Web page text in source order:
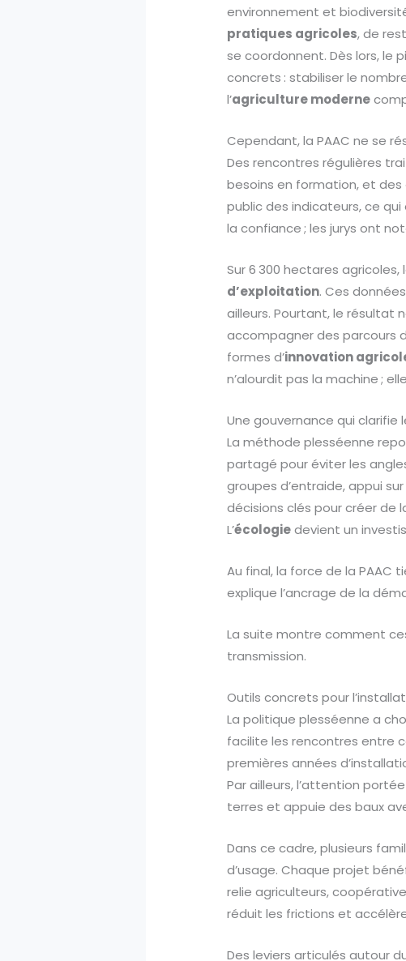
environnement et
pratiques agricoles, de
se coordonnent. Dès lors, le
concrets : stabiliser le
l’agriculture moderne
Cependant, la PAAC ne se
Des rencontres régulières
besoins en formation, et des
public des indicateurs, ce qui
la confiance ; les jurys ont
Sur 6 300 hectares
d’exploitation. Ces
ailleurs. Pourtant, le résultat
accompagner des parcours
formes d’innovation
n’alourdit pas la machine ;
Une gouvernance qui clarifie
La méthode plesséenne
partagé pour éviter les
groupes d’entraide, appui
décisions clés pour créer de
L’écologiedevient un
Au final, la force de la PAAC
explique l’ancrage de la
La suite montre comment
transmission.
Outils concrets pour
La politique plesséenne a
facilite les rencontres entre
premières années
Par ailleurs, l’attention
terres et appuie des baux
Dans ce cadre, plusieurs
d’usage. Chaque projet
relie agriculteurs,
réduit les frictions et
Des leviers articulés autour